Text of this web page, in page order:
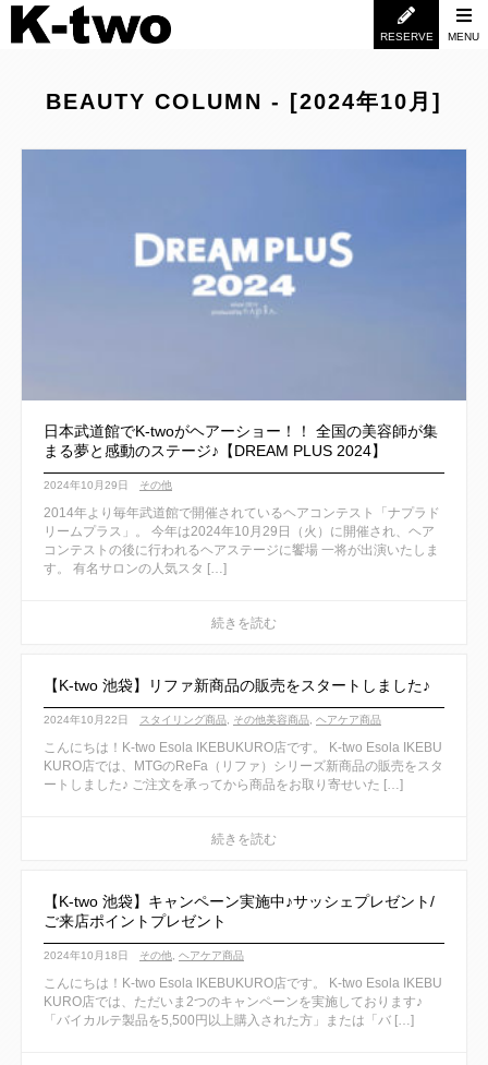
RESERVE MENU
BEAUTY COLUMN - [2024年10月]
日本武道館でK-twoがヘアーショー！！ 全国の美容師が集
まる夢と感動のステージ♪【DREAM PLUS 2024】
2024年10月29日 その他
2014年より毎年武道館で開催されているヘアコンテスト「ナプラド
リームプラス」。 今年は2024年10月29日（火）に開催され、ヘア
コンテストの後に行われるヘアステージに饗場 一将が出演いたしま
す。 有名サロンの人気スタ […]
【K-two 池袋】リファ新商品の販売をスタートしました♪
2024年10月22日 スタイリング商品 その他美容商品 ヘアケア商品
こんにちは！K-two Esola IKEBUKURO店です。 K-two Esola IKEBU
KURO店では、MTGのReFa（リファ）シリーズ新商品の販売をスタ
ートしました♪ ご注文を承ってから商品をお取り寄せいた […]
【K-two 池袋】キャンペーン実施中♪サッシェプレゼント/
ご来店ポイントプレゼント
2024年10月18日 その他 ヘアケア商品
こんにちは！K-two Esola IKEBUKURO店です。 K-two Esola IKEBU
KURO店では、ただいま2つのキャンペーンを実施しております♪
「バイカルテ製品を5,500円以上購入された方」または「バ […]